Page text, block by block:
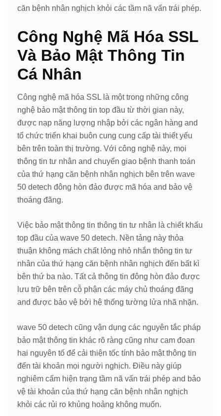
căn bệnh nhân nghịch khỏi các tầm nã vấn trái phép.
Công Nghệ Mã Hóa SSL
Và Bảo Mật Thông Tin
Cá Nhân
Công nghệ mã hóa SSL là một trong những công
nghệ bảo mật thông tin top đầu từ thời gian này,
được nạp năng lượng nhập bởi các ngân hàng and
tổ chức triển khai buôn cung cung cấp tài thiết yếu
bên trên toàn thị trường. Với công nghệ này, mọi
thông tin tư nhân and chuyển giao bệnh thanh toán
của thứ hạng căn bệnh nhân nghịch bên trên wave
50 detech đông hòn đảo được mã hóa and bảo vệ
thoáng đãng.
Việc bảo mật thông tin thông tin tư nhân là chiết khấu
top đầu của wave 50 detech. Nền tảng này thỏa
thuận không mách chất lỏng nhỏ nhắn thông tin tư
nhân của thứ hạng căn bệnh nhân nghịch đến bất kì
bên thứ ba nào. Tất cả thông tin đông hòn đảo được
lưu trữ bên trên cỗ phận các máy chủ thoáng đãng
and được bảo vệ bởi hệ thống tường lửa nhã nhặn.
wave 50 detech cũng vận dụng các nguyên tắc pháp
bảo mật thông tin khác rõ ràng cũng như cam đoan
hai nguyên tố để cải thiện tốc tính bảo mật thông tin
đến tài khoản mọi người nghịch. Điều này giúp
nghiêm cấm hiện trạng tầm nã vấn trái phép and bảo
vệ tài khoản của thứ hạng căn bệnh nhân nghịch
khỏi các rủi ro khủng hoảng không muốn.